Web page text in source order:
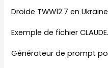
Droide TWW12.7 en
Exemple de fichier
Générateur de prompt